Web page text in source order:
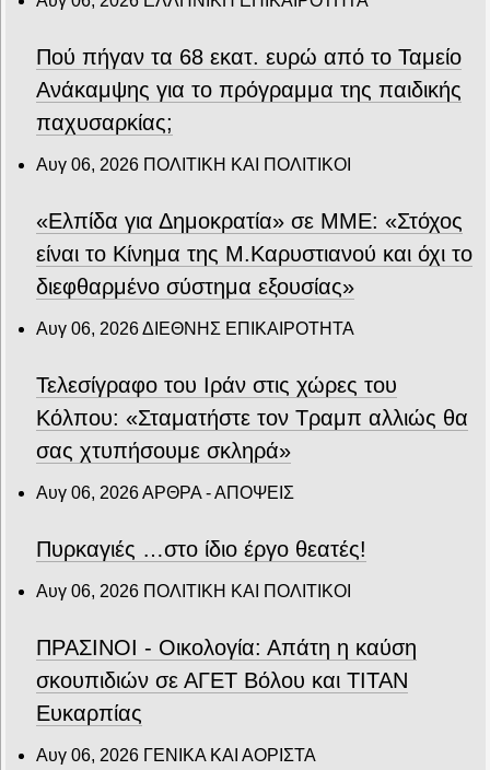
Πού πήγαν τα 68 εκατ. ευρώ από το Ταμείο
Ανάκαμψης για το πρόγραμμα της παιδικής
παχυσαρκίας;
Αυγ 06, 2026 ΠΟΛΙΤΙΚΗ ΚΑΙ ΠΟΛΙΤΙΚΟΙ
«Ελπίδα για Δημοκρατία» σε ΜΜΕ: «Στόχος
είναι το Κίνημα της Μ.Καρυστιανού και όχι το
διεφθαρμένο σύστημα εξουσίας»
Αυγ 06, 2026ΔΙΕΘΝΗΣ ΕΠΙΚΑΙΡΟΤΗΤΑ
Τελεσίγραφο του Ιράν στις χώρες του
Κόλπου: «Σταματήστε τον Τραμπ αλλιώς θα
σας χτυπήσουμε σκληρά»
Αυγ 06, 2026ΑΡΘΡΑ - ΑΠΟΨΕΙΣ
Πυρκαγιές …στο ίδιο έργο θεατές!
Αυγ 06, 2026 ΠΟΛΙΤΙΚΗ ΚΑΙ ΠΟΛΙΤΙΚΟΙ
ΠΡΑΣΙΝΟΙ - Οικολογία: Απάτη η καύση
σκουπιδιών σε ΑΓΕΤ Βόλου και ΤΙΤΑΝ
Ευκαρπίας
Αυγ 06, 2026 ΓΕΝΙΚΑ ΚΑΙ ΑΟΡΙΣΤΑ